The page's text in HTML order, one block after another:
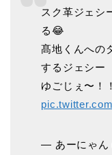
スク革ジェシ
る😂
髙地くんへの
するジェシー
ゆごじぇ〜！
— あーにゃん